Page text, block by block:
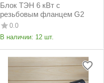
Блок ТЭН 6 кВт с
резьбовым фланцем G2
0.0
В наличии: 12 шт.